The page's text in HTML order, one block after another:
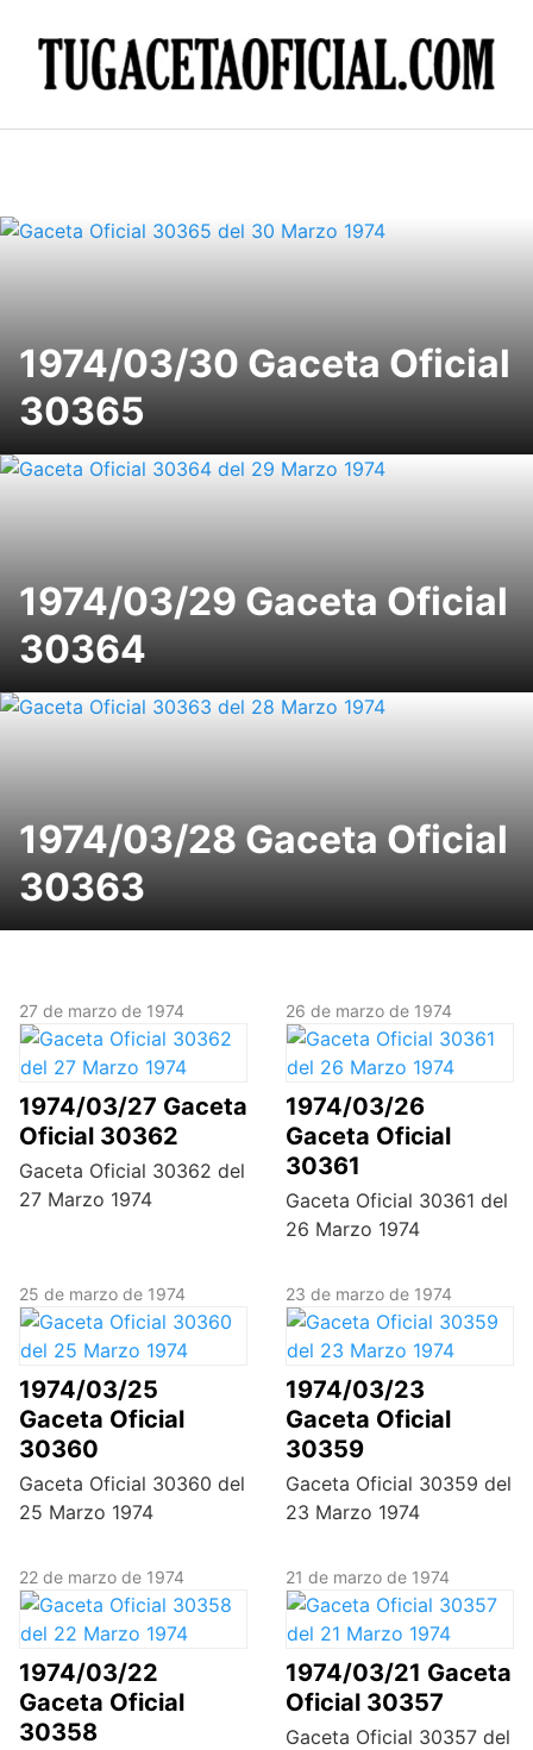
1974/03/30 Gaceta Oficial
30365
1974/03/29 Gaceta Oficial
30364
1974/03/28 Gaceta Oficial
30363
27 de marzo de 1974
1974/03/27 Gaceta
Oficial 30362
Gaceta Oficial 30362 del
27 Marzo 1974
26 de marzo de 1974
1974/03/26
Gaceta Oficial
30361
Gaceta Oficial 30361 del
26 Marzo 1974
25 de marzo de 1974
1974/03/25
Gaceta Oficial
30360
Gaceta Oficial 30360 del
25 Marzo 1974
23 de marzo de 1974
1974/03/23
Gaceta Oficial
30359
Gaceta Oficial 30359 del
23 Marzo 1974
22 de marzo de 1974
1974/03/22
Gaceta Oficial
30358
21 de marzo de 1974
1974/03/21 Gaceta
Oficial 30357
Gaceta Oficial 30357 del